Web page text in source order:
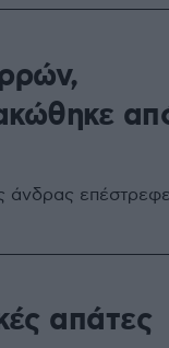
άνδρας επέστρεφε
απάτες